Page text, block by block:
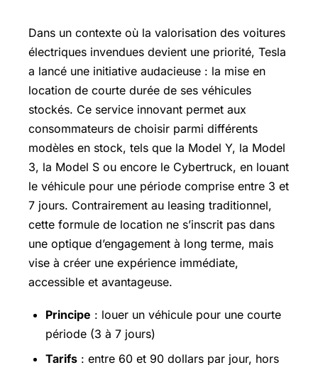
Dans un contexte où la valorisation des voitures
électriques invendues devient une priorité, Tesla
a lancé une initiative audacieuse : la mise en
location de courte durée de ses véhicules
stockés. Ce service innovant permet aux
consommateurs de choisir parmi différents
modèles en stock, tels que la Model Y, la Model
3, la Model S ou encore le Cybertruck, en louant
le véhicule pour une période comprise entre 3 et
7 jours. Contrairement au leasing traditionnel,
cette formule de location ne s’inscrit pas dans
une optique d’engagement à long terme, mais
vise à créer une expérience immédiate,
accessible et avantageuse.
Principe : louer un véhicule pour une courte
période (3 à 7 jours)
Tarifs : entre 60 et 90 dollars par jour, hors